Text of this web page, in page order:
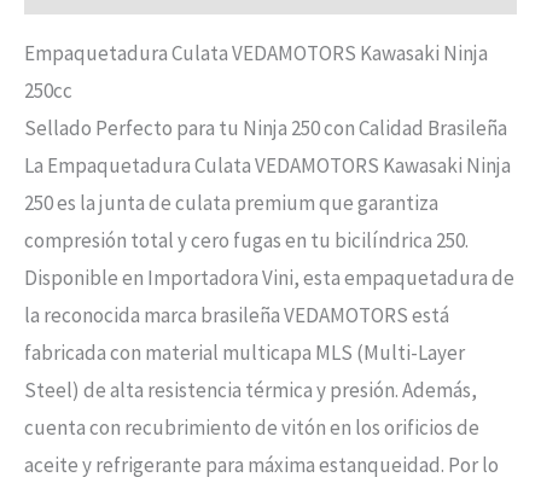
Empaquetadura Culata VEDAMOTORS Kawasaki Ninja
250cc
Sellado Perfecto para tu Ninja 250 con Calidad Brasileña
La Empaquetadura Culata VEDAMOTORS Kawasaki Ninja
250 es la junta de culata premium que garantiza
compresión total y cero fugas en tu bicilíndrica 250.
Disponible en Importadora Vini, esta empaquetadura de
la reconocida marca brasileña VEDAMOTORS está
fabricada con material multicapa MLS (Multi-Layer
Steel) de alta resistencia térmica y presión. Además,
cuenta con recubrimiento de vitón en los orificios de
aceite y refrigerante para máxima estanqueidad. Por lo